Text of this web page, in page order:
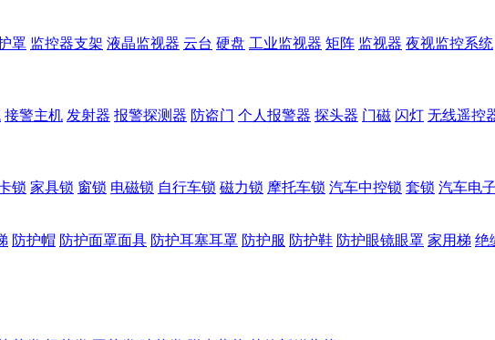
罩 监控器支架 液晶监视器 云台 硬盘 工业监视器 矩阵 监视器 夜视监控系统
接警主机 发射器 报警探测器 防盗门 个人报警器 探头器 门磁 闪灯 无线遥控
锁 家具锁 窗锁 电磁锁 自行车锁 磁力锁 摩托车锁 汽车中控锁 套锁 汽车电
防护帽 防护面罩面具 防护耳塞耳罩 防护服 防护鞋 防护眼镜眼罩 家用梯 绝